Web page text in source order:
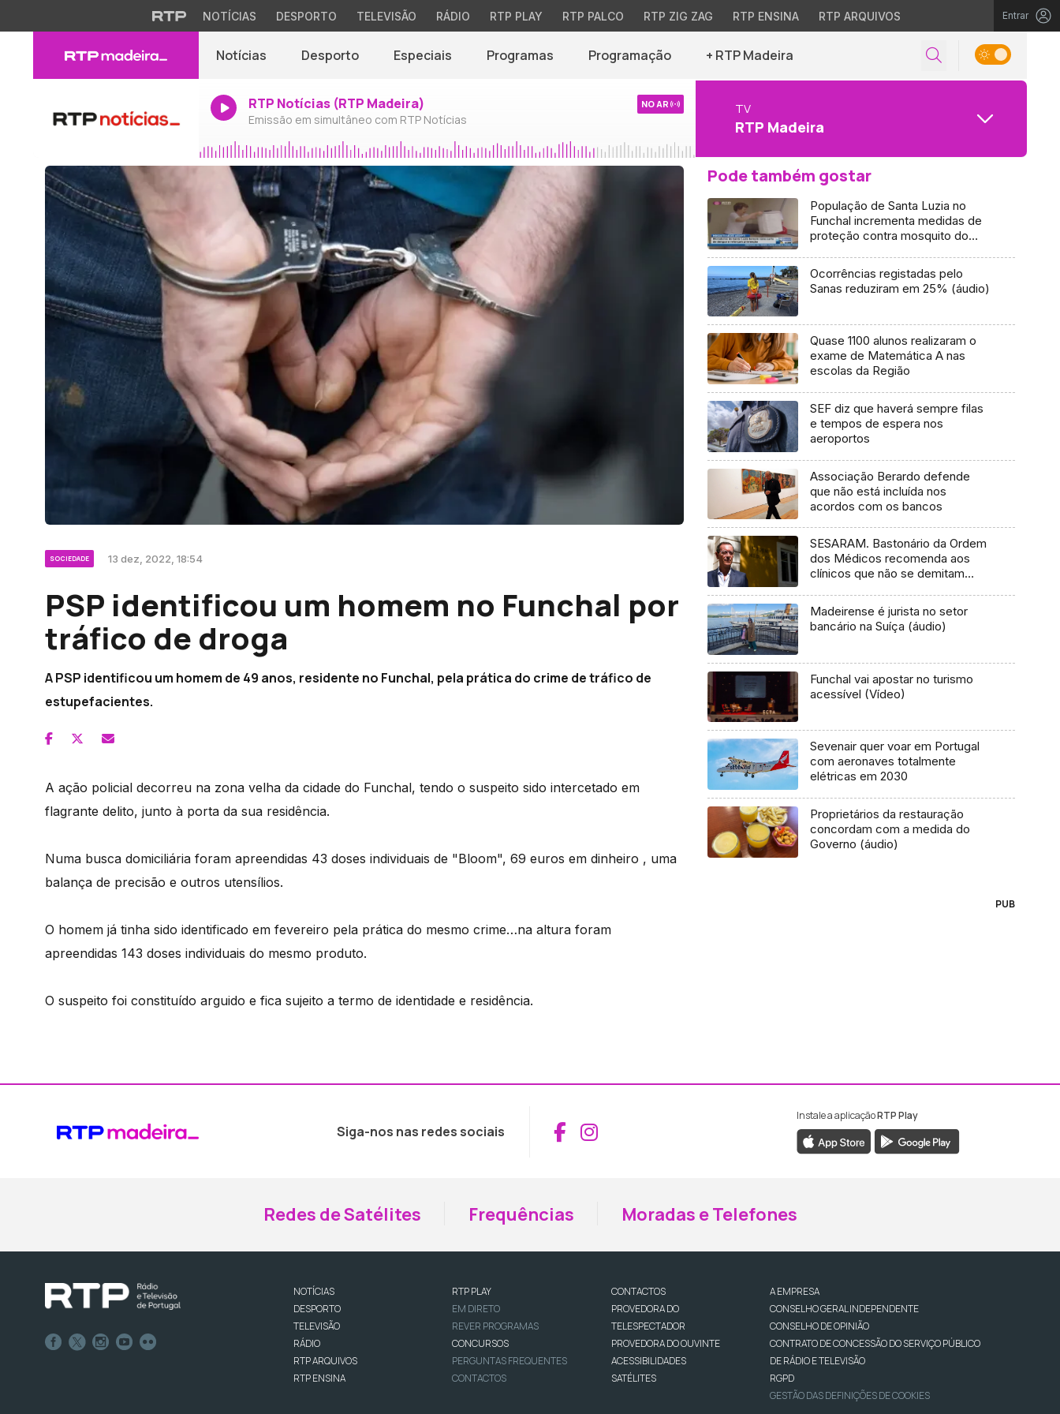
NOTÍCIAS DESPORTO TELEVISÃO RÁDIO RTP PLAY RTP PALCO RTP ZIG ZAG RTP ENSINA RTP ARQUIVOS Entrar
Notícias Desporto Especiais Programas Programação + RTP Madeira
RTP Notícias (RTP Madeira)
Emissão em simultâneo com RTP Notícias
NO AR TV
RTP Madeira
SOCIEDADE 13 dez, 2022, 18:54
PSP identificou um homem no Funchal por
tráfico de droga
A PSP identificou um homem de 49 anos, residente no Funchal, pela prática do crime de tráfico de
estupefacientes.
A ação policial decorreu na zona velha da cidade do Funchal, tendo o suspeito sido intercetado em
flagrante delito, junto à porta da sua residência.
Numa busca domiciliária foram apreendidas 43 doses individuais de "Bloom", 69 euros em dinheiro , uma
balança de precisão e outros utensílios.
O homem já tinha sido identificado em fevereiro pela prática do mesmo crime…na altura foram
apreendidas 143 doses individuais do mesmo produto.
O suspeito foi constituído arguido e fica sujeito a termo de identidade e residência.
Pode também gostar
População de Santa Luzia no
Funchal incrementa medidas de
proteção contra mosquito do
Ocorrências registadas pelo
Sanas reduziram em 25% (áudio)
Quase 1100 alunos realizaram o
exame de Matemática A nas
escolas da Região
SEF diz que haverá sempre filas
e tempos de espera nos
aeroportos
Associação Berardo defende
que não está incluída nos
acordos com os bancos
SESARAM. Bastonário da Ordem
dos Médicos recomenda aos
clínicos que não se demitam
Madeirense é jurista no setor
bancário na Suíça (áudio)
Funchal vai apostar no turismo
acessível (Vídeo)
Sevenair quer voar em Portugal
com aeronaves totalmente
elétricas em 2030
Proprietários da restauração
concordam com a medida do
Governo (áudio)
PUB
Siga-nos nas redes sociais Aceder ao Facebook da RTP Madeira
Aceder ao Instagram da RTP Madeira
Instale a aplicaçãoRTP Play
Redes de Satélites Frequências Moradas e Telefones
NOTÍCIAS
DESPORTO
TELEVISÃO
RÁDIO
RTP ARQUIVOS
RTP ENSINA
RTP PLAY
EM DIRETO
REVER PROGRAMAS
CONCURSOS
PERGUNTAS FREQUENTES
CONTACTOS
CONTACTOS
PROVEDORA DO
TELESPECTADOR
PROVEDORA DO OUVINTE
ACESSIBILIDADES
SATÉLITES
A EMPRESA
CONSELHO GERAL INDEPENDENTE
CONSELHO DE OPINIÃO
CONTRATO DE CONCESSÃO DO SERVIÇO PÚBLICO
DE RÁDIO E TELEVISÃO
RGPD
GESTÃO DAS DEFINIÇÕES DE COOKIES